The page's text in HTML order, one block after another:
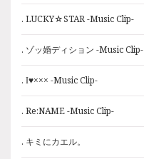
. LUCKY☆STAR -Music Clip-
. ゾッ婚ディション -Music Clip-
. I♥××× -Music Clip-
. Re:NAME -Music Clip-
. キミにカエル。
. LUCKY☆STAR -Music Clip-
. ゾッ婚ディション -Music Clip-
. I♥××× -Music Clip-
. Re:NAME -Music Clip-
. キミにカエル。